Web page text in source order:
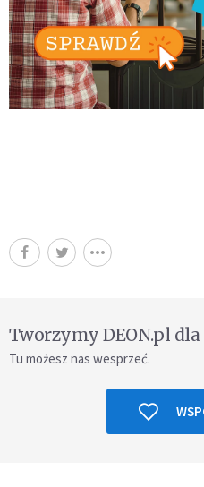
Tworzymy DEON.pl dla
Tu możesz nas wesprzeć.